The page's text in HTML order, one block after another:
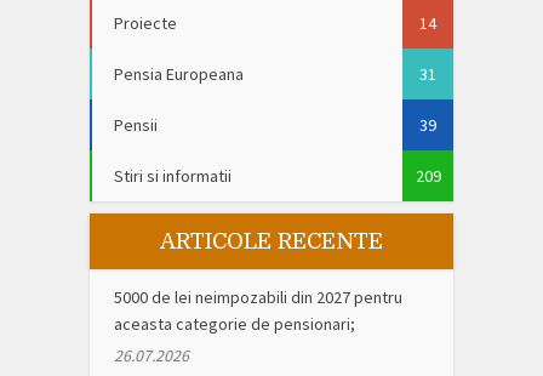
Proiecte 14
Pensia Europeana 31
Pensii 39
Stiri si informatii 209
ARTICOLE RECENTE
5000 de lei neimpozabili din 2027 pentru
aceasta categorie de pensionari;
26.07.2026